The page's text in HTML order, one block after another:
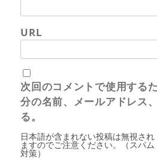
URL
次回のコメントで使用する
分の名前、メールアドレス
る。
日本語が含まれない投稿は無視され
ますのでご注意ください。（スパム
対策）